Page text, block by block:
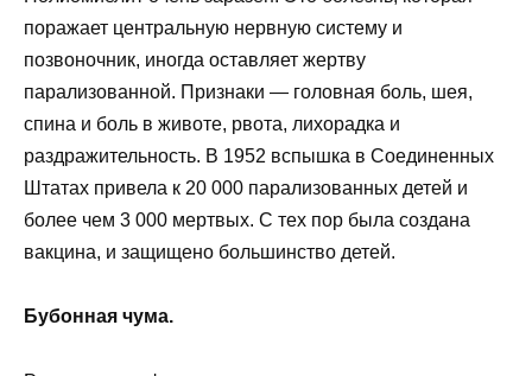
поражает центральную нервную систему и
позвоночник, иногда оставляет жертву
парализованной. Признаки — головная боль, шея,
спина и боль в животе, рвота, лихорадка и
раздражительность. В 1952 вспышка в Соединенных
Штатах привела к 20 000 парализованных детей и
более чем 3 000 мертвых. С тех пор была создана
вакцина, и защищено большинство детей.
Бубонная чума.